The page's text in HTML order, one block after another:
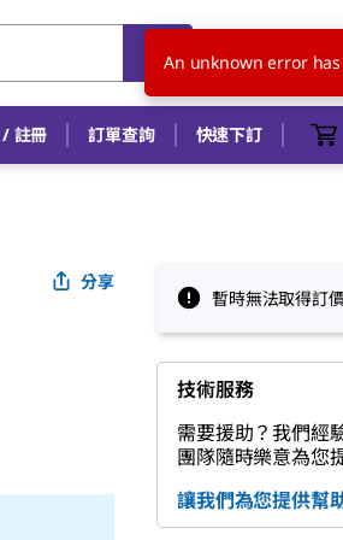
TW
註冊 訂單查詢 快速下訂
分享
暫時無法取得訂
技術服務
需要援助？我們經
團隊隨時樂意為您
讓我們為您提供幫
An unknown error